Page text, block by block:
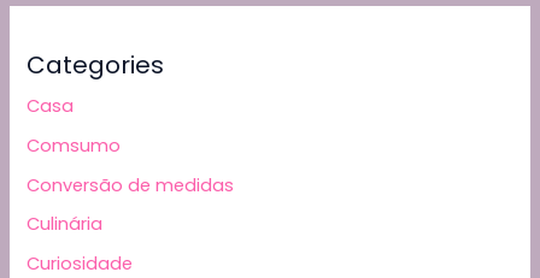
Categories
Casa
Comsumo
Conversão de medidas
Culinária
Curiosidade